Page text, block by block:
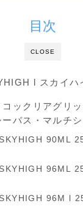
CLOSE
目次
l スカイハ
コックリアグリ
バス・マルチ
90ML
96ML
96M l